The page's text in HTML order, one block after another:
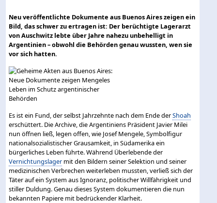
Neu veröffentlichte Dokumente aus Buenos Aires zeigen ein
Bild, das schwer zu ertragen ist: Der berüchtigte Lagerarzt
von Auschwitz lebte über Jahre nahezu unbehelligt in
Argentinien – obwohl die Behörden genau wussten, wen sie
vor sich hatten.
Es ist ein Fund, der selbst Jahrzehnte nach dem Ende derShoah
erschüttert. Die Archive, die Argentiniens Präsident Javier Milei
nun öffnen ließ, legen offen, wie Josef Mengele, Symbolfigur
nationalsozialistischer Grausamkeit, in Südamerika ein
bürgerliches Leben führte. Während Überlebende der
Vernichtungslager mit den Bildern seiner Selektion und seiner
medizinischen Verbrechen weiterleben mussten, verließ sich der
Täter auf ein System aus Ignoranz, politischer Willfährigkeit und
stiller Duldung. Genau dieses System dokumentieren die nun
bekannten Papiere mit bedrückender Klarheit.